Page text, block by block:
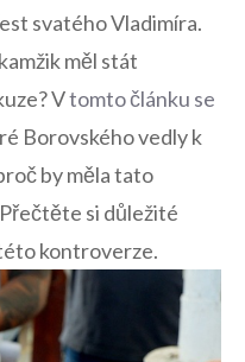
svatého Vladimíra.
měl stát
Vtomto článku se
Borovského vedly k
by měla tato
si důležité
kontroverze.